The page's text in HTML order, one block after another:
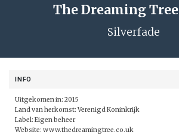
The Dreaming Tree
Silverfade
INFO
Uitgekomen in: 2015
Land van herkomst: Verenigd Koninkrijk
Label: Eigen beheer
Website: www.thedreamingtree.co.uk